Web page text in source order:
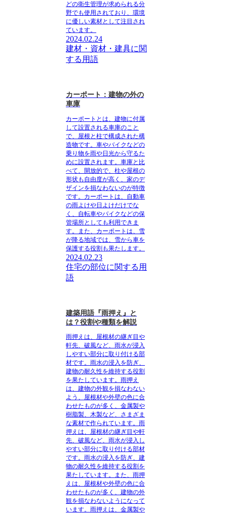
どの衛生管理が求められる分
野でも使用されており、環境
に優しい素材として注目され
ています。
2024.02.24
建材・資材・建具に関
する用語
カーポート：建物の外の
車庫
カーポートとは、建物に付属
して設置される車庫のこと
で、屋根と柱で構成された構
造物です。車やバイクなどの
乗り物を雨や日光から守るた
めに設置されます。車庫と比
べて、開放的で、柱や屋根の
形状も自由度が高く、家のデ
ザインを損なわないのが特徴
です。カーポートは、自動車
の雨よけや日よけだけでな
く、自転車やバイクなどの保
管場所としても利用できま
す。また、カーポートは、雪
が降る地域では、雪から車を
保護する役割も果たします。
2024.02.23
住宅の部位に関する用
語
建築用語『雨押え』と
は？役割や種類を解説
雨押えは、屋根材の継ぎ目や
軒先、破風など、雨水が浸入
しやすい部分に取り付ける部
材です。雨水の浸入を防ぎ、
建物の耐久性を維持する役割
を果たしています。雨押え
は、建物の外観を損なわない
よう、屋根材や外壁の色に合
わせたものが多く、金属製や
樹脂製、木製など、さまざま
な素材で作られています。雨
押えは、屋根材の継ぎ目や軒
先、破風など、雨水が浸入し
やすい部分に取り付ける部材
です。雨水の浸入を防ぎ、建
物の耐久性を維持する役割を
果たしています。また、雨押
えは、屋根材や外壁の色に合
わせたものが多く、建物の外
観を損なわないようになって
います。雨押えは、金属製や